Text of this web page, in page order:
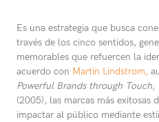
Es una estrategia que busca
través de los cinco sentidos,
memorables que refuercen la
acuerdo con Martin Lindstrom,
Powerful Brands through
(2005), las marcas más exitosas
impactar al público mediante